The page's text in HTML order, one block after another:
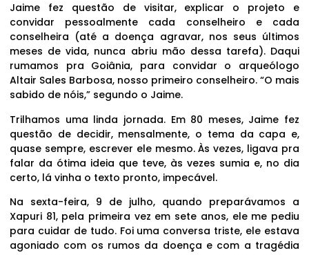
Jaime fez questão de visitar, explicar o projeto e
convidar pessoalmente cada conselheiro e cada
conselheira (até a doença agravar, nos seus últimos
meses de vida, nunca abriu mão dessa tarefa). Daqui
rumamos pra Goiânia, para convidar o arqueólogo
Altair Sales Barbosa, nosso primeiro conselheiro. “O mais
sabido de nóis,” segundo o Jaime.
Trilhamos uma linda jornada. Em 80 meses, Jaime fez
questão de decidir, mensalmente, o tema da capa e,
quase sempre, escrever ele mesmo. Às vezes, ligava pra
falar da ótima ideia que teve, às vezes sumia e, no dia
certo, lá vinha o texto pronto, impecável.
Na sexta-feira, 9 de julho, quando preparávamos a
Xapuri 81, pela primeira vez em sete anos, ele me pediu
para cuidar de tudo. Foi uma conversa triste, ele estava
agoniado com os rumos da doença e com a tragédia